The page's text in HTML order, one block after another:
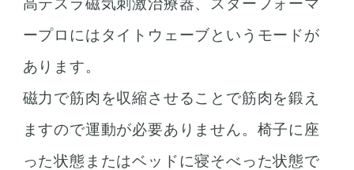
高テスラ磁気刺激治療器、スターフォーマ
ープロにはタイトウェーブというモードが
あります。
磁力で筋肉を収縮させることで筋肉を鍛え
ますので運動が必要ありません。椅子に座
った状態またはベッドに寝そべった状態で